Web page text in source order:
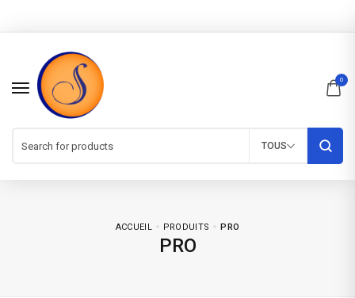
0
TOUS
ACCUEIL PRODUITS PRO
PRO